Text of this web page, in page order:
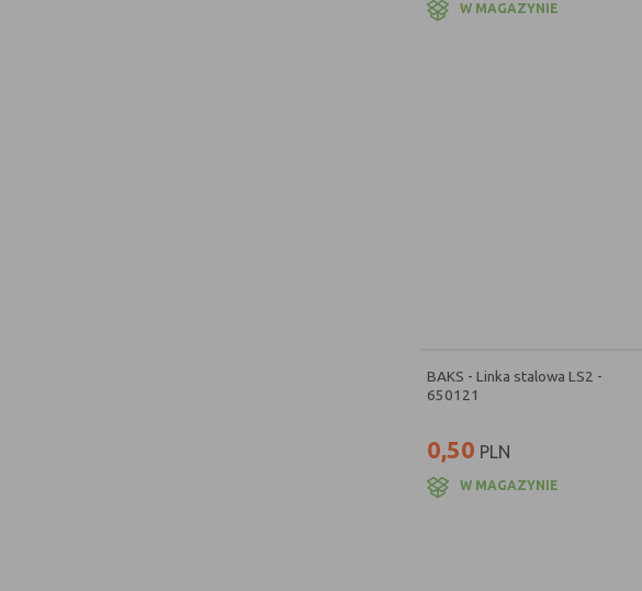
W MAGAZYNIE
BAKS - Linka stalowa LS2 -
650121
0,50 PLN
W MAGAZYNIE